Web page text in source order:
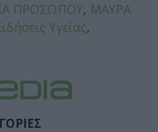
ΠΡΟΣΩΠΟΥ, ΜΑΥΡΑ
Υγείας,